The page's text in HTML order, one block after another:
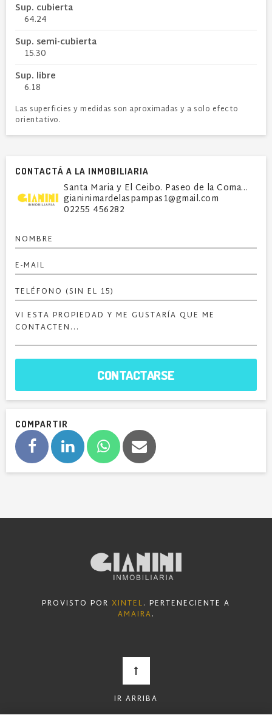
Sup. cubierta
64.24
Sup. semi-cubierta
15.30
Sup. libre
6.18
Las superficies y medidas son aproximadas y a solo efecto
orientativo.
CONTACTÁ A LA INMOBILIARIA
Santa Maria y El Ceibo. Paseo de la Comarca - Loca
gianinimardelaspampas1@gmail.com
02255 456282
CONTACTARSE
COMPARTIR
PROVISTO POR XINTEL. PERTENECIENTE A
AMAIRA.
IR ARRIBA